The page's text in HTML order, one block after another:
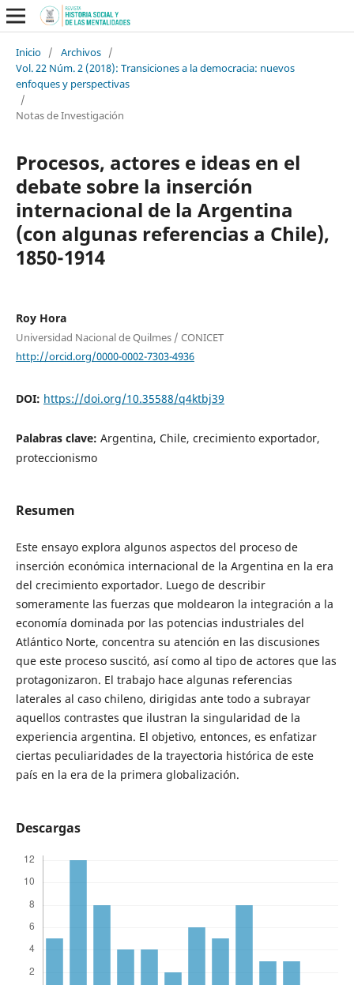
Inicio / Archivos /
Vol. 22 Núm. 2 (2018): Transiciones a la democracia: nuevos
enfoques y perspectivas
/
Notas de Investigación
Procesos, actores e ideas en el
debate sobre la inserción
internacional de la Argentina
(con algunas referencias a Chile),
1850-1914
Roy Hora
Universidad Nacional de Quilmes / CONICET
http://orcid.org/0000-0002-7303-4936
DOI: https://doi.org/10.35588/q4ktbj39
Palabras clave: Argentina, Chile, crecimiento exportador,
proteccionismo
Resumen
Este ensayo explora algunos aspectos del proceso de
inserción económica internacional de la Argentina en la era
del crecimiento exportador. Luego de describir
someramente las fuerzas que moldearon la integración a la
economía dominada por las potencias industriales del
Atlántico Norte, concentra su atención en las discusiones
que este proceso suscitó, así como al tipo de actores que las
protagonizaron. El trabajo hace algunas referencias
laterales al caso chileno, dirigidas ante todo a subrayar
aquellos contrastes que ilustran la singularidad de la
experiencia argentina. El objetivo, entonces, es enfatizar
ciertas peculiaridades de la trayectoria histórica de este
país en la era de la primera globalización.
Descargas